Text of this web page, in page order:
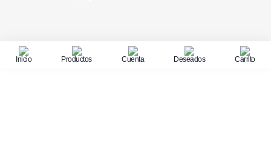
Inicio Productos Cuenta Deseados Carrito